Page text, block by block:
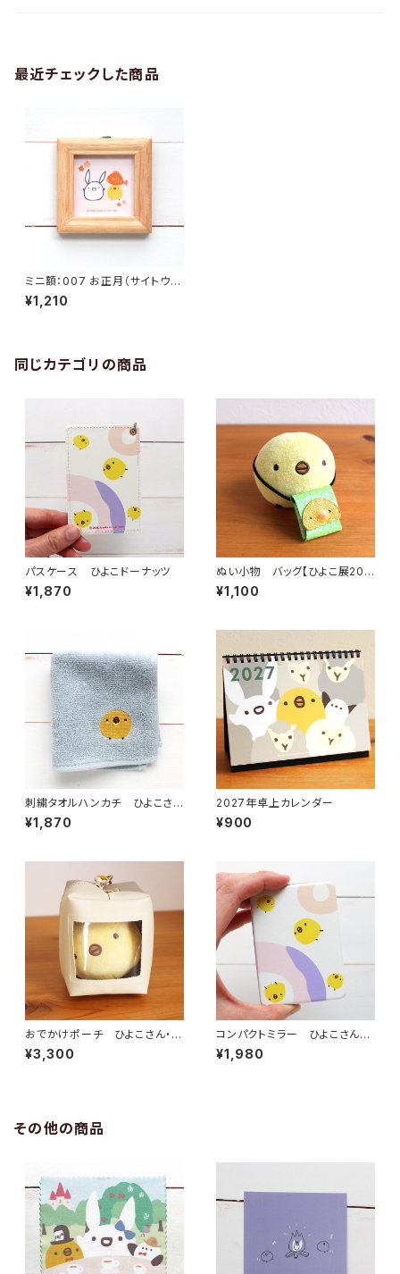
最近チェックした商品
ミニ額：007 お正月（サイトウサ
ンとひよこさん）
¥1,210
同じカテゴリの商品
パスケース ひよこドーナッツ
¥1,870
ぬい小物 バッグ【ひよこ展202
6コラボ作品 まげつぶ村さん】
¥1,100
刺繍タオルハンカチ ひよこさん
（2026年版）
¥1,870
2027年卓上カレンダー
¥900
おでかけポーチ ひよこさん・シ
マエナガ
¥3,300
コンパクトミラー ひよこさんド
ーナツ
¥1,980
その他の商品